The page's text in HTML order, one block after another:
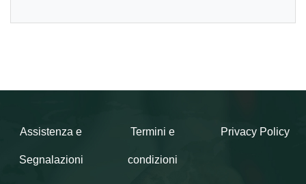
Assistenza e
Segnalazioni
Termini e
condizioni
Privacy Policy